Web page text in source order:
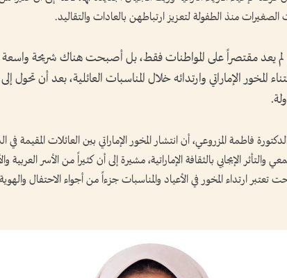
الصغيرات منذ الطفولة لتعزيز ارتباطهن بالعادات والتقاليد.
يعد مقتصراً على المواطنات فقط، بل أصبحت هناك شريحة
المخور الإماراتي وارتدائه خلال المناسبات العائلية، بعد أن تحول
فاطمة المزروعي، أن انتشار المخور الإماراتي بين العائلات المقيمة
والتأثر الإيجابي بالثقافة الإماراتية، مشيرة إلى أن كثيراً من الأسر العربية
ارتداء المخور في الأعياد والمناسبات جزءاً من أجواء الاحتفال والهوية